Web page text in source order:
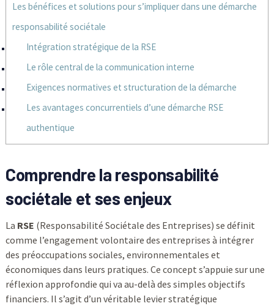
Les bénéfices et solutions pour s’impliquer dans une démarche
responsabilité sociétale
Intégration stratégique de la RSE
Le rôle central de la communication interne
Exigences normatives et structuration de la démarche
Les avantages concurrentiels d’une démarche RSE
authentique
Comprendre la responsabilité
sociétale et ses enjeux
La RSE (Responsabilité Sociétale des Entreprises) se définit
comme l’engagement volontaire des entreprises à intégrer
des préoccupations sociales, environnementales et
économiques dans leurs pratiques. Ce concept s’appuie sur une
réflexion approfondie qui va au-delà des simples objectifs
financiers. Il s’agit d’un véritable levier stratégique